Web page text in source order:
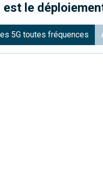
est le
5G toutes fréquences